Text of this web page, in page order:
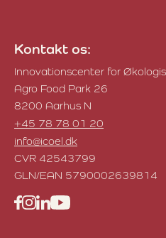
Kontakt os:
Innovationscenter for
Agro Food Park 26
8200 Aarhus N
+45 78 78 01 20
info@icoel.dk
CVR 42543799
GLN/EAN 5790002639814
Facebook
Instagram
LinkedInYouTube